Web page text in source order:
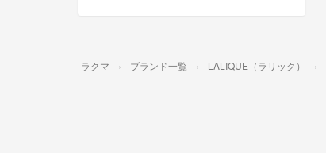
ラクマ ブランド一覧 LALIQUE（ラリック）